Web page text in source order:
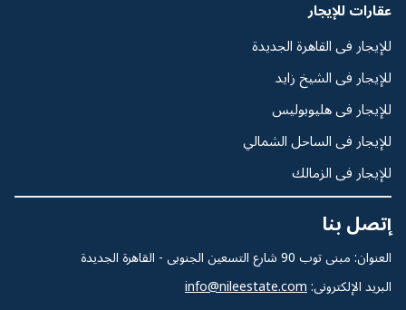
عقارات للإيجار
للإيجار فى القاهرة الجديدة
للإيجار فى الشيخ زايد
للإيجار فى هليوبوليس
للإيجار فى الساحل الشمالي
للإيجار فى الزمالك
إتصل بنا
العنوان: مبنى توب 90 شارع التسعين الجنوبى - القاهرة الجديدة
البريد الإلكترونى: info@nileestate.com